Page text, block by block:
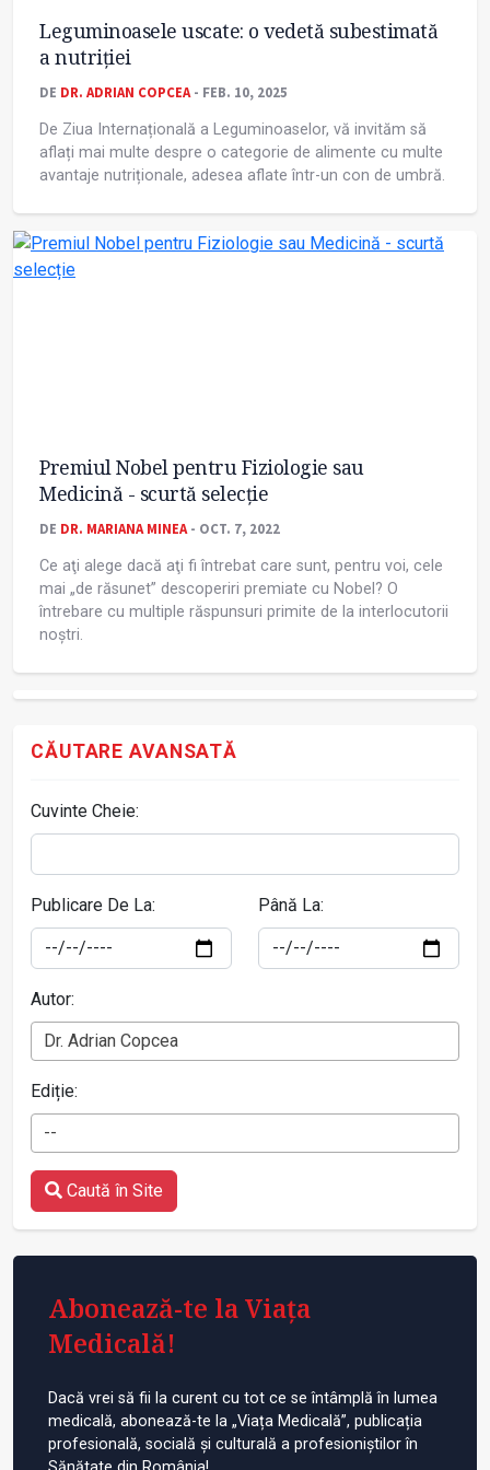
Leguminoasele uscate: o vedetă subestimată
a nutriţiei
DE DR. ADRIAN COPCEA- FEB. 10, 2025
De Ziua Internațională a Leguminoaselor, vă invităm să
aflați mai multe despre o categorie de alimente cu multe
avantaje nutriționale, adesea aflate într-un con de umbră.
Premiul Nobel pentru Fiziologie sau
Medicină - scurtă selecție
DE DR. MARIANA MINEA- OCT. 7, 2022
Ce aţi alege dacă aţi fi întrebat care sunt, pentru voi, cele
mai „de răsunet” descoperiri premiate cu Nobel? O
întrebare cu multiple răspunsuri primite de la interlocutorii
noștri.
CĂUTARE AVANSATĂ
Cuvinte Cheie:
Publicare De La: Până La:
Autor:
Dr. Adrian Copcea
Ediție:
--
Caută în Site
Abonează-te la Viața
Medicală!
Dacă vrei să fii la curent cu tot ce se întâmplă în lumea
medicală, abonează-te la „Viața Medicală”, publicația
profesională, socială și culturală a profesioniștilor în